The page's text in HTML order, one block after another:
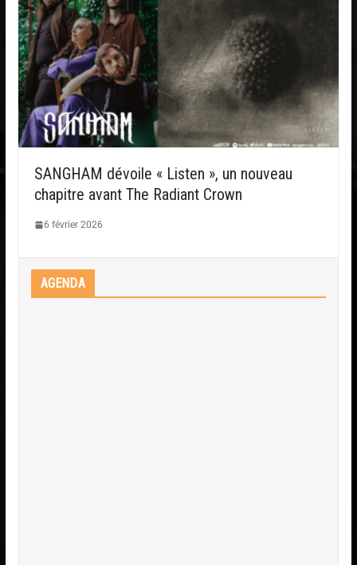
SANGHAM dévoile « Listen », un nouveau
chapitre avant The Radiant Crown
6 février 2026
AGENDA